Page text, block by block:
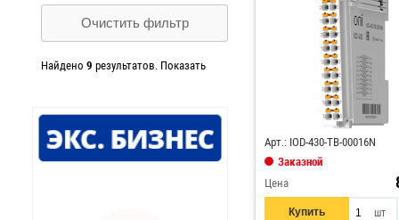
Арт.: IOD-430-TB-00016N
Заказной
Цена
Купить шт
Очистить фильтр
Найдено 9 результатов. Показать